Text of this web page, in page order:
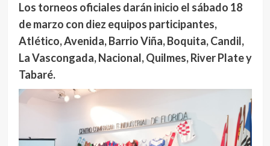
Los torneos oficiales darán inicio el sábado 18
de marzo con diez equipos participantes,
Atlético, Avenida, Barrio Viña, Boquita, Candil,
La Vascongada, Nacional, Quilmes, River Plate y
Tabaré.